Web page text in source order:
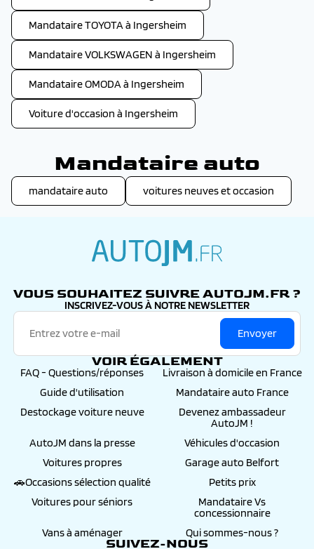
Mandataire TOYOTA à Ingersheim
Mandataire VOLKSWAGEN à Ingersheim
Mandataire OMODA à Ingersheim
Voiture d'occasion à Ingersheim
Mandataire auto
mandataire auto voitures neuves et occasion
VOUS SOUHAITEZ SUIVRE AUTOJM.FR ?
INSCRIVEZ-VOUS À NOTRE NEWSLETTER
Envoyer
VOIR ÉGALEMENT
FAQ - Questions/réponses
Livraison à domicile en France
Guide d'utilisation
Mandataire auto France
Destockage voiture neuve
Devenez ambassadeur
AutoJM !
AutoJM dans la presse
Véhicules d'occasion
Voitures propres
Garage auto Belfort
🚗Occasions sélection qualité
Petits prix
Voitures pour séniors
Mandataire Vs
concessionnaire
Vans à aménager
Qui sommes-nous ?
SUIVEZ-NOUS